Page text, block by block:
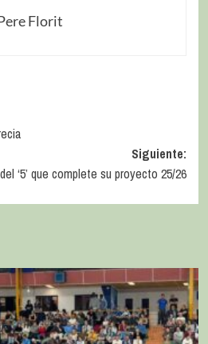
Florit
Siguiente:
‘5’ que complete su proyecto 25/26